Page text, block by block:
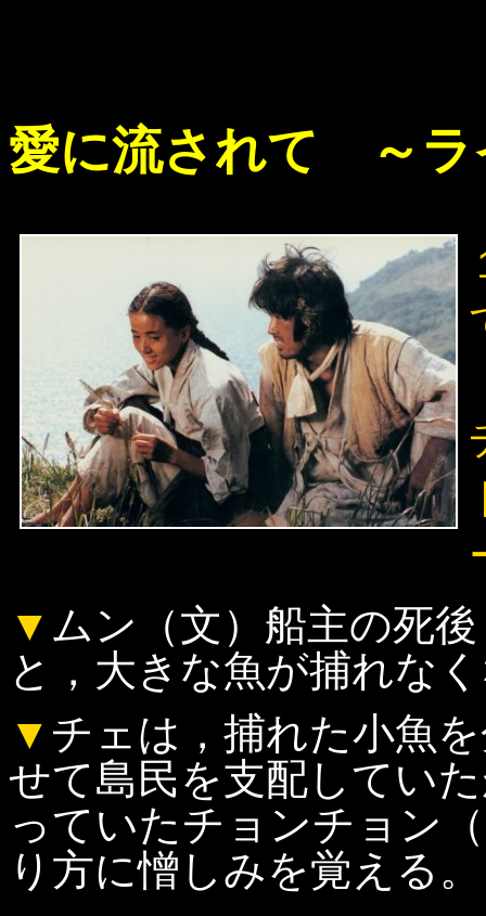
愛に流されて ～ラ
▼ ムン（文）船主の死
と，大きな魚が捕れな
▼ チェは，捕れた小魚
せて島民を支配してい
っていたチョンチョン（
り方に憎しみを覚える。